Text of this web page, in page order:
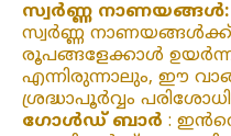
സ്വർണ്ണ നാണയങ്ങൾ:
സ്വർണ്ണ നാണയങ്ങൾക്ക്
രൂപങ്ങളേക്കാൾ
എന്നിരുന്നാലും, ഈ
ശ്രദ്ധാപൂർവ്വം
ഗോൾഡ് ബാർ :